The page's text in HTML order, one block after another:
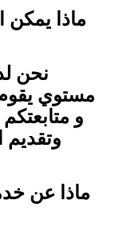
ماذا يمكن
نحن
مستوي
و
وتقديم
ماذا عن